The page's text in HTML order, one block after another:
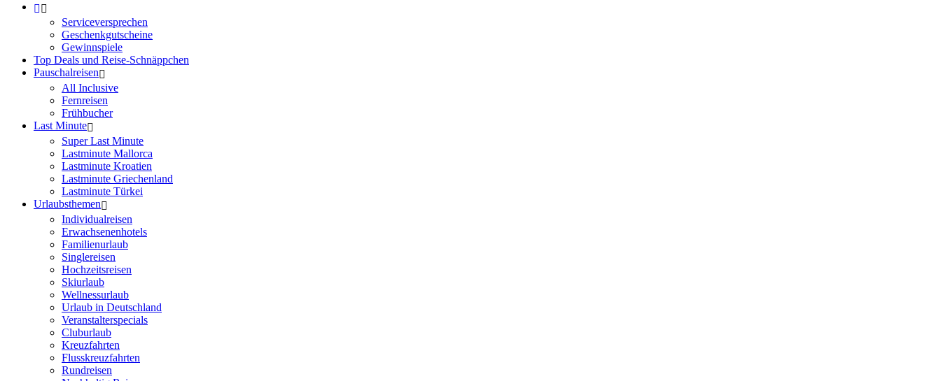
Serviceversprechen
Geschenkgutscheine
Gewinnspiele
Top Deals und Reise-Schnäppchen
Pauschalreisen
All Inclusive
Fernreisen
Frühbucher
Last Minute
Super Last Minute
Lastminute Mallorca
Lastminute Kroatien
Lastminute Griechenland
Lastminute Türkei
Urlaubsthemen
Individualreisen
Erwachsenenhotels
Familienurlaub
Singlereisen
Hochzeitsreisen
Skiurlaub
Wellnessurlaub
Urlaub in Deutschland
Veranstalterspecials
Cluburlaub
Kreuzfahrten
Flusskreuzfahrten
Rundreisen